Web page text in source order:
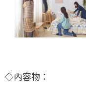
◇內容物：